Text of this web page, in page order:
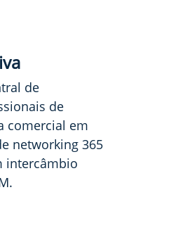
de
de
comercial em
networking 365
intercâmbio